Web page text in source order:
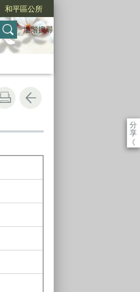
和平區公所
進階搜尋
分
享
《